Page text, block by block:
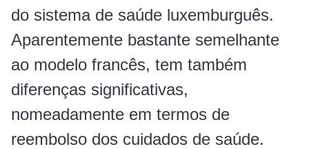
do sistema de saúde luxemburguês.
Aparentemente bastante semelhante
ao modelo francês, tem também
diferenças significativas,
nomeadamente em termos de
reembolso dos cuidados de saúde.